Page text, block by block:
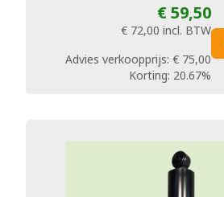
€ 59,50
€ 72,00 incl. BTW
Advies verkoopprijs: € 75,00
Korting: 20.67%